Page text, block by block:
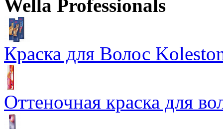
Оптовая цена
от 744р.
Цены в корзине пересчитываются на оптовые при сумме
Ожидается
Wella Professionals
Краска для Волос
Оттеночная краска для